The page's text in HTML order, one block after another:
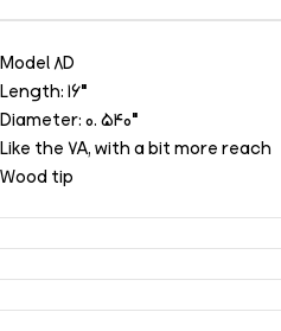
Model 8D
Length: 16″
Diameter: 0. 540″
Like the 7A, with a bit more reach
Wood tip